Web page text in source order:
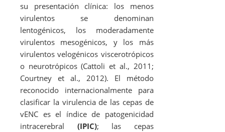
su presentación clínica: los menos
virulentos se denominan
lentogénicos, los moderadamente
virulentos mesogénicos, y los más
virulentos velogénicos viscerotrópicos
o neurotrópicos (Cattoliet al., 2011;
Courtney et al., 2012). El método
reconocido internacionalmente para
clasificar la virulencia de las cepas de
vENC es el índice de patogenicidad
intracerebral (IPIC); las cepas